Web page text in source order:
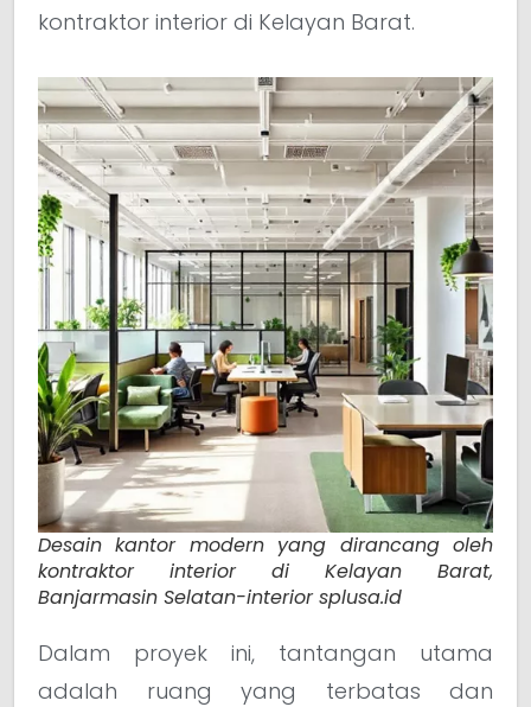
kontraktor interior di Kelayan Barat.
Desain kantor modern yang dirancang oleh
kontraktor interior di Kelayan Barat,
Banjarmasin Selatan-interior splusa.id
Dalam proyek ini, tantangan utama
adalah ruang yang terbatas dan